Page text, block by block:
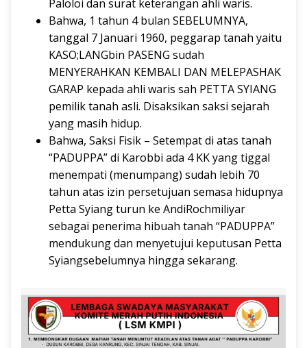
Paloloi dan surat keterangan ahli waris.
Bahwa, 1 tahun 4 bulan SEBELUMNYA,
tanggal 7 Januari 1960, peggarap tanah yaitu
KASO;LANGbin PASENG sudah
MENYERAHKAN KEMBALI DAN MELEPASHAK
GARAP kepada ahli waris sah PETTA SYIANG
pemilik tanah asli. Disaksikan saksi sejarah
yang masih hidup.
Bahwa, Saksi Fisik – Setempat di atas tanah
“PADUPPA” di Karobbi ada 4 KK yang tiggal
menempati (menumpang) sudah lebih 70
tahun atas izin persetujuan semasa hidupnya
Petta Syiang turun ke AndiRochmiliyar
sebagai penerima hibuah tanah “PADUPPA”
mendukung dan menyetujui keputusan Petta
Syiangsebelumnya hingga sekarang.